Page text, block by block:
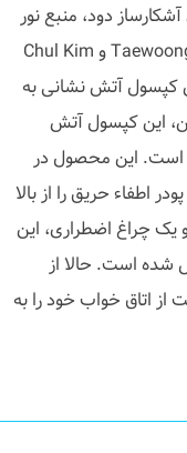
دود، منبع نور
اضطراری و نازل آب اضطراری، توسط Taewoong Kim و Chul Kim
کپسول آتش نشانی به
این کپسول آتش
این محصول در
اطفاء حریق را از بالا
یک چراغ اضطراری، این
شده است. حالا از
اتاق خواب خود را به